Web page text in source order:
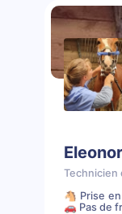
Technicien
🐴 Prise
🚗 Pas de